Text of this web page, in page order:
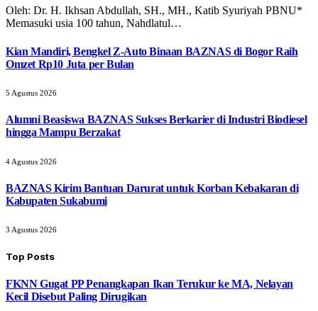
Oleh: Dr. H. Ikhsan Abdullah, SH., MH., Katib Syuriyah PBNU*
Memasuki usia 100 tahun, Nahdlatul…
Kian Mandiri, Bengkel Z-Auto Binaan BAZNAS di Bogor Raih
Omzet Rp10 Juta per Bulan
5 Agustus 2026
Alumni Beasiswa BAZNAS Sukses Berkarier di Industri Biodiesel
hingga Mampu Berzakat
4 Agustus 2026
BAZNAS Kirim Bantuan Darurat untuk Korban Kebakaran di
Kabupaten Sukabumi
3 Agustus 2026
Top Posts
FKNN Gugat PP Penangkapan Ikan Terukur ke MA, Nelayan
Kecil Disebut Paling Dirugikan